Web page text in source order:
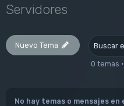
Servidores
Nuevo Tema
0 temas
No hay temas o mensajes